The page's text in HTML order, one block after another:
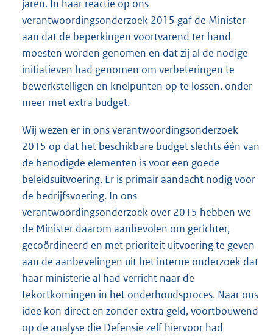
jaren. In haar reactie op ons
verantwoordingsonderzoek 2015 gaf de Minister
aan dat de beperkingen voortvarend ter hand
moesten worden genomen en dat zij al de nodige
initiatieven had genomen om verbeteringen te
bewerkstelligen en knelpunten op te lossen, onder
meer met extra budget.
Wij wezen er in ons verantwoordingsonderzoek
2015 op dat het beschikbare budget slechts één van
de benodigde elementen is voor een goede
beleidsuitvoering. Er is primair aandacht nodig voor
de bedrijfsvoering. In ons
verantwoordingsonderzoek over 2015 hebben we
de Minister daarom aanbevolen om gerichter,
gecoördineerd en met prioriteit uitvoering te geven
aan de aanbevelingen uit het interne onderzoek dat
haar ministerie al had verricht naar de
tekortkomingen in het onderhoudsproces. Naar ons
idee kon direct en zonder extra geld, voortbouwend
op de analyse die Defensie zelf hiervoor had